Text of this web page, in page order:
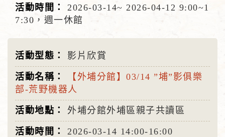
2026-03-14~ 2026-04-12 9:00~1
7:30，週一休館
影片欣賞
【外埔分館】03/14 ”埔”影俱樂
部-荒野機器人
外埔分館外埔區親子共讀區
2026-03-14 14:00-16:00